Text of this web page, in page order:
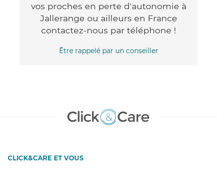
vos proches en perte d'autonomie à
Jallerange ou ailleurs en France
contactez-nous par téléphone !
Être rappelé par un conseiller
CLICK&CARE ET VOUS